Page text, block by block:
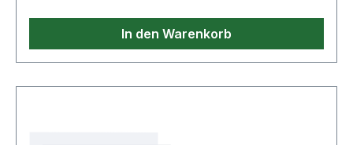
In den Warenkorb